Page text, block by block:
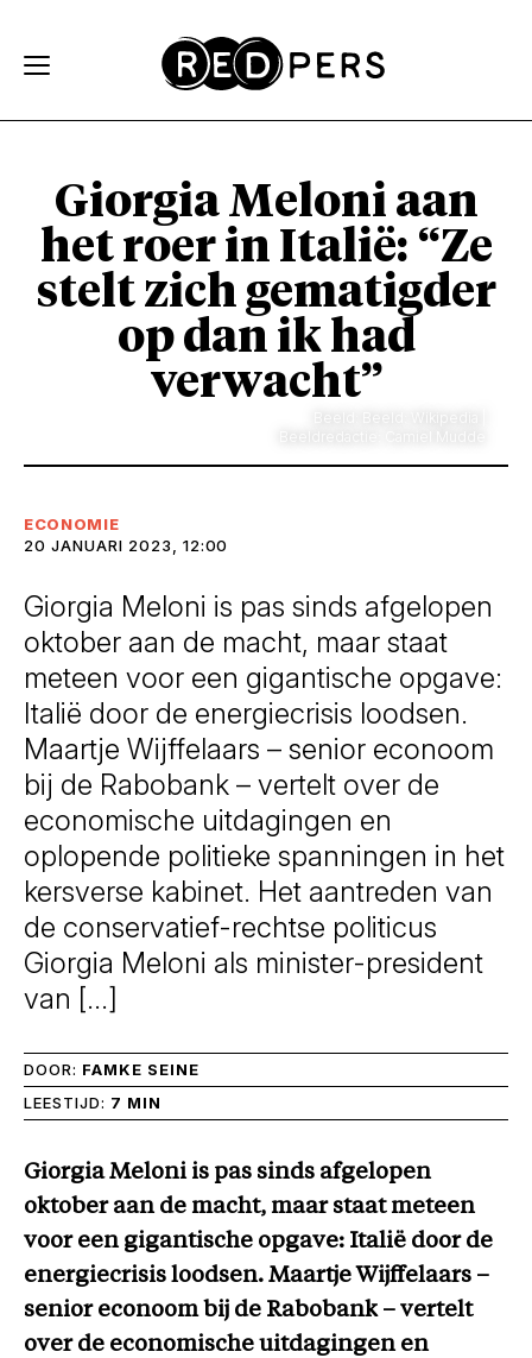
Giorgia Meloni aan
het roer in Italië: “Ze
stelt zich gematigder
op dan ik had
verwacht”
ECONOMIE
20 JANUARI 2023, 12:00
Giorgia Meloni is pas sinds afgelopen
oktober aan de macht, maar staat
meteen voor een gigantische opgave:
Italië door de energiecrisis loodsen.
Maartje Wijffelaars – senior econoom
bij de Rabobank – vertelt over de
economische uitdagingen en
oplopende politieke spanningen in het
kersverse kabinet. Het aantreden van
de conservatief-rechtse politicus
Giorgia Meloni als minister-president
van […]
DOOR: FAMKE SEINE
LEESTIJD: 7 MIN
Giorgia Meloni is pas sinds afgelopen
oktober aan de macht, maar staat meteen
voor een gigantische opgave: Italië door de
energiecrisis loodsen. Maartje Wijffelaars –
senior econoom bij de Rabobank – vertelt
over de economische uitdagingen en